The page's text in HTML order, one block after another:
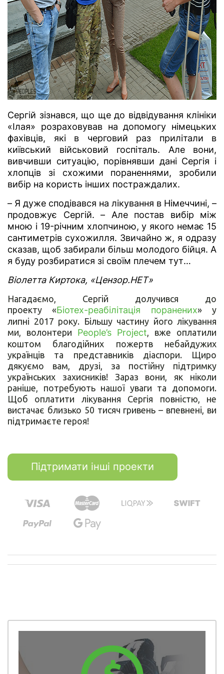
Сергій зізнався, що ще до відвідування клініки
«Ілая» розраховував на допомогу німецьких
фахівців, які в черговий раз прилітали в
київський військовий госпіталь. Але вони,
вивчивши ситуацію, порівнявши дані Сергія і
хлопців зі схожими пораненнями, зробили
вибір на користь інших постраждалих.
– Я дуже сподівався на лікування в Німеччині, –
продовжує Сергій. – Але постав вибір між
мною і 19-річним хлопчиною, у якого немає 15
сантиметрів сухожилля. Звичайно ж, я одразу
сказав, щоб забирали більш молодого бійця. А
я буду розбиратися зі своїм плечем тут…
Віолетта Киртока, «Цензор.НЕТ»
Нагадаємо, Сергій долучився до
проекту «Біотех-реабілітація поранених» у
липні 2017 року. Більшу частину його лікування
ми, волонтери People’s Project, вже оплатили
коштом благодійних пожертв небайдужих
українців та представників діаспори. Щиро
дякуємо вам, друзі, за постійну підтримку
українських захисників! Зараз вони, як ніколи
раніше, потребують нашої уваги та допомоги.
Щоб оплатити лікування Сергія повністю, не
вистачає близько 50 тисяч гривень – впевнені, ви
підтримаєте героя!
Підтримати інші проекти